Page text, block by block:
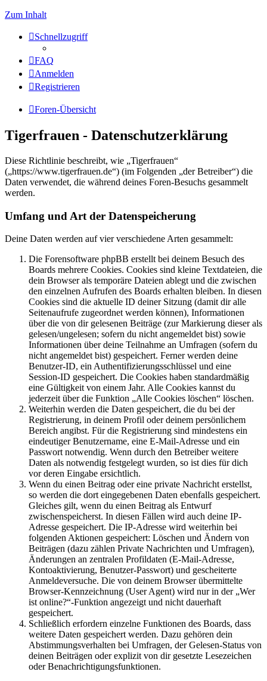
Zum Inhalt
Schnellzugriff
FAQ
Anmelden
Registrieren
Foren-Übersicht
Tigerfrauen - Datenschutzerklärung
Diese Richtlinie beschreibt, wie „Tigerfrauen“
(„https://www.tigerfrauen.de“) (im Folgenden „der Betreiber“) die
Daten verwendet, die während deines Foren-Besuchs gesammelt
werden.
Umfang und Art der Datenspeicherung
Deine Daten werden auf vier verschiedene Arten gesammelt:
Die Forensoftware phpBB erstellt bei deinem Besuch des
Boards mehrere Cookies. Cookies sind kleine Textdateien, die
dein Browser als temporäre Dateien ablegt und die zwischen
den einzelnen Aufrufen des Boards erhalten bleiben. In diesen
Cookies sind die aktuelle ID deiner Sitzung (damit dir alle
Seitenaufrufe zugeordnet werden können), Informationen
über die von dir gelesenen Beiträge (zur Markierung dieser als
gelesen/ungelesen; sofern du nicht angemeldet bist) sowie
Informationen über deine Teilnahme an Umfragen (sofern du
nicht angemeldet bist) gespeichert. Ferner werden deine
Benutzer-ID, ein Authentifizierungsschlüssel und eine
Session-ID gespeichert. Die Cookies haben standardmäßig
eine Gültigkeit von einem Jahr. Alle Cookies kannst du
jederzeit über die Funktion „Alle Cookies löschen“ löschen.
Weiterhin werden die Daten gespeichert, die du bei der
Registrierung, in deinem Profil oder deinem persönlichem
Bereich angibst. Für die Registrierung sind mindestens ein
eindeutiger Benutzername, eine E-Mail-Adresse und ein
Passwort notwendig. Wenn durch den Betreiber weitere
Daten als notwendig festgelegt wurden, so ist dies für dich
vor deren Eingabe ersichtlich.
Wenn du einen Beitrag oder eine private Nachricht erstellst,
so werden die dort eingegebenen Daten ebenfalls gespeichert.
Gleiches gilt, wenn du einen Beitrag als Entwurf
zwischenspeicherst. In diesen Fällen wird auch deine IP-
Adresse gespeichert. Die IP-Adresse wird weiterhin bei
folgenden Aktionen gespeichert: Löschen und Ändern von
Beiträgen (dazu zählen Private Nachrichten und Umfragen),
Änderungen an zentralen Profildaten (E-Mail-Adresse,
Kontoaktivierung, Benutzer-Passwort) und gescheiterte
Anmeldeversuche. Die von deinem Browser übermittelte
Browser-Kennzeichnung (User Agent) wird nur in der „Wer
ist online?“-Funktion angezeigt und nicht dauerhaft
gespeichert.
Schließlich erfordern einzelne Funktionen des Boards, dass
weitere Daten gespeichert werden. Dazu gehören dein
Abstimmungsverhalten bei Umfragen, der Gelesen-Status von
deinen Beiträgen oder explizit von dir gesetzte Lesezeichen
oder Benachrichtigungsfunktionen.